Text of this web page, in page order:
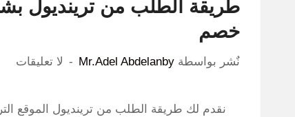
خصم
نٌشر بواسطة Mr.Adel Abdelanby لا تعليقات
نقدم لك طريقة الطلب من ترينديول الموقع